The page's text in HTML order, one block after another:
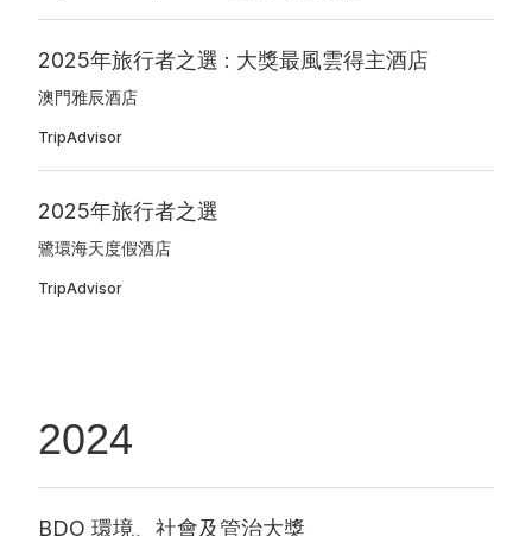
2025年旅行者之選 : 大獎最風雲得主酒店
澳門雅辰酒店
TripAdvisor
2025年旅行者之選
鷺環海天度假酒店
TripAdvisor
2024
BDO 環境、社會及管治大獎